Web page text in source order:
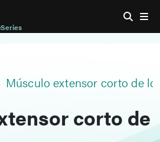
Series
Músculo extensor corto de
corto de